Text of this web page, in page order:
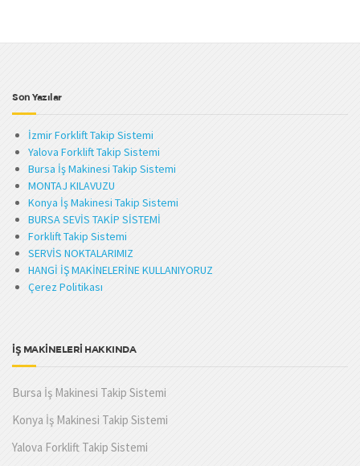
Son Yazılar
İzmir Forklift Takip Sistemi
Yalova Forklift Takip Sistemi
Bursa İş Makinesi Takip Sistemi
MONTAJ KILAVUZU
Konya İş Makinesi Takip Sistemi
BURSA SEVİS TAKİP SİSTEMİ
Forklift Takip Sistemi
SERVİS NOKTALARIMIZ
HANGİ İŞ MAKİNELERİNE KULLANIYORUZ
Çerez Politikası
İŞ MAKİNELERİ HAKKINDA
Bursa İş Makinesi Takip Sistemi
Konya İş Makinesi Takip Sistemi
Yalova Forklift Takip Sistemi